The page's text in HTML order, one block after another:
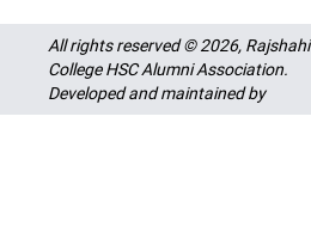
All rights reserved © 2026, Rajshahi
College HSC Alumni Association.
Developed and maintained by